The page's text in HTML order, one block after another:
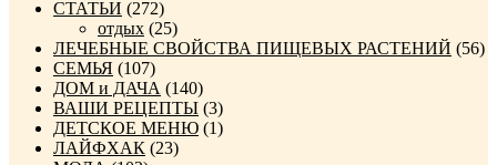
СТАТЬИ (272)
отдых (25)
ЛЕЧЕБНЫЕ СВОЙСТВА ПИЩЕВЫХ РАСТЕНИЙ (56)
СЕМЬЯ (107)
ДОМ и ДАЧА (140)
ВАШИ РЕЦЕПТЫ (3)
ДЕТСКОЕ МЕНЮ (1)
ЛАЙФХАК (23)